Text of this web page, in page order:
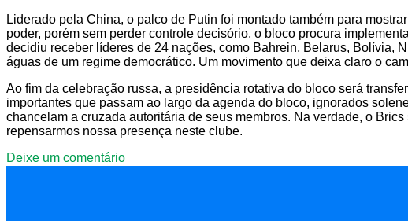
Liderado pela China, o palco de Putin foi montado também para
poder, porém sem perder controle decisório, o bloco procura
decidiu receber líderes de 24 nações, como Bahrein, Belarus, Bolívia,
águas de um regime democrático. Um movimento que deixa claro o
Ao fim da celebração russa, a presidência rotativa do bloco será
importantes que passam ao largo da agenda do bloco, ignorados
chancelam a cruzada autoritária de seus membros. Na verdade, o
repensarmos nossa presença neste clube.
Deixe um comentário